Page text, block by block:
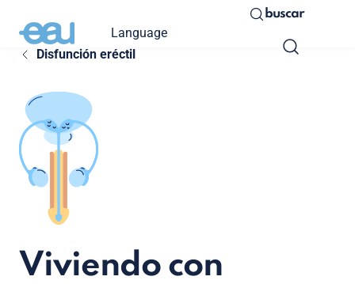
Language
buscar
Disfunción eréctil
Viviendo con